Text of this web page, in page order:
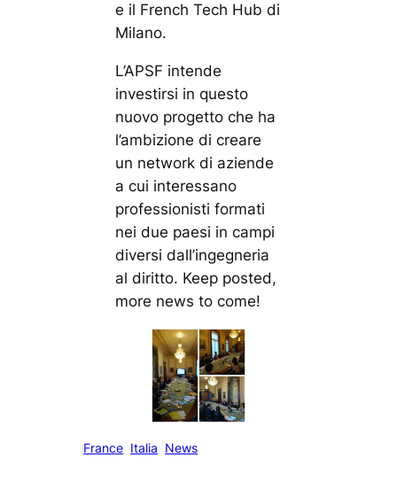
e il French Tech Hub di
Milano.
L’APSF intende
investirsi in questo
nuovo progetto che ha
l’ambizione di creare
un network di aziende
a cui interessano
professionisti formati
nei due paesi in campi
diversi dall’ingegneria
al diritto. Keep posted,
more news to come!
France Italia News